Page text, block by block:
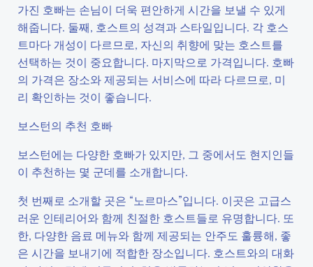
가진 호빠는 손님이 더욱 편안하게 시간을 보낼 수 있게
해줍니다. 둘째, 호스트의 성격과 스타일입니다. 각 호스
트마다 개성이 다르므로, 자신의 취향에 맞는 호스트를
선택하는 것이 중요합니다. 마지막으로 가격입니다. 호빠
의 가격은 장소와 제공되는 서비스에 따라 다르므로, 미
리 확인하는 것이 좋습니다.
보스턴의 추천 호빠
보스턴에는 다양한 호빠가 있지만, 그 중에서도 현지인들
이 추천하는 몇 군데를 소개합니다.
첫 번째로 소개할 곳은 “노르마스”입니다. 이곳은 고급스
러운 인테리어와 함께 친절한 호스트들로 유명합니다. 또
한, 다양한 음료 메뉴와 함께 제공되는 안주도 훌륭해, 좋
은 시간을 보내기에 적합한 장소입니다. 호스트와의 대화